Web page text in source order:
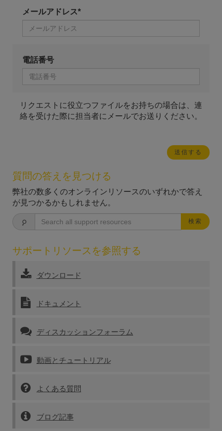
メールアドレス*
電話番号
リクエストに役立つファイルをお持ちの場合は、連
絡を受けた際に担当者にメールでお送りください。
質問の答えを見つける
弊社の数多くのオンラインリソースのいずれかで答え
が見つかるかもしれません。
検索
サポートリソースを参照する
ダウンロード
ドキュメント
ディスカッションフォーラム
動画とチュートリアル
よくある質問
ブログ記事